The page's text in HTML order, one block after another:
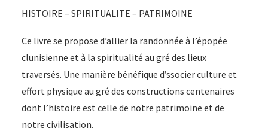
23
€
HISTOIRE – SPIRITUALITE – PATRIMOINE
Ce livre se propose d’allier la randonnée à l’épopée
clunisienne et à la spiritualité au gré des lieux
traversés. Une manière bénéfique d’ssocier culture et
effort physique au gré des constructions centenaires
dont l’histoire est celle de notre patrimoine et de
notre civilisation.